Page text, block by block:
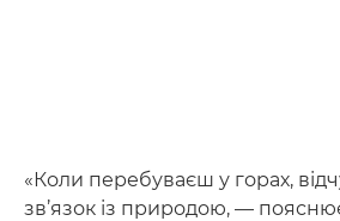
«Коли перебуваєш у горах,
зв’язок із природою, —